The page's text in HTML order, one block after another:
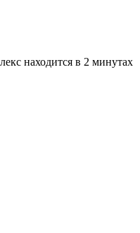
находится в 2 минутах